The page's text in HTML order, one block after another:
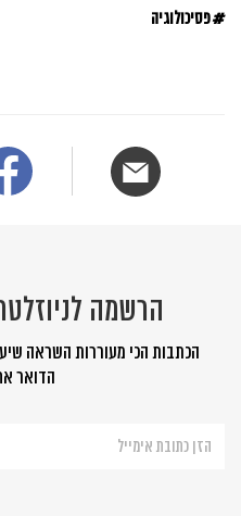
#פסיכולוגיה
הרשמה
הכתבות הכי מעוררות השראה
הדואר
לניוזלטר